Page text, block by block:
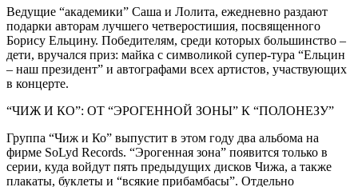
Ведущие “академики” Саша и Лолита, ежедневно раздают
подарки авторам лучшего четверостишия, посвященного
Борису Ельцину. Победителям, среди которых большинство –
дети, вручался приз: майка с символикой супер-тура “Ельцин
– наш президент” и автографами всех артистов, участвующих
в концерте.
“ЧИЖ И КО”: ОТ “ЭРОГЕННОЙ ЗОНЫ” К “ПОЛОНЕЗУ”
Группа “Чиж и Ко” выпустит в этом году два альбома на
фирме SoLyd Records. “Эрогенная зона” появится только в
серии, куда войдут пять предыдущих дисков Чижа, а также
плакаты, буклеты и “всякие прибамбасы”. Отдельно